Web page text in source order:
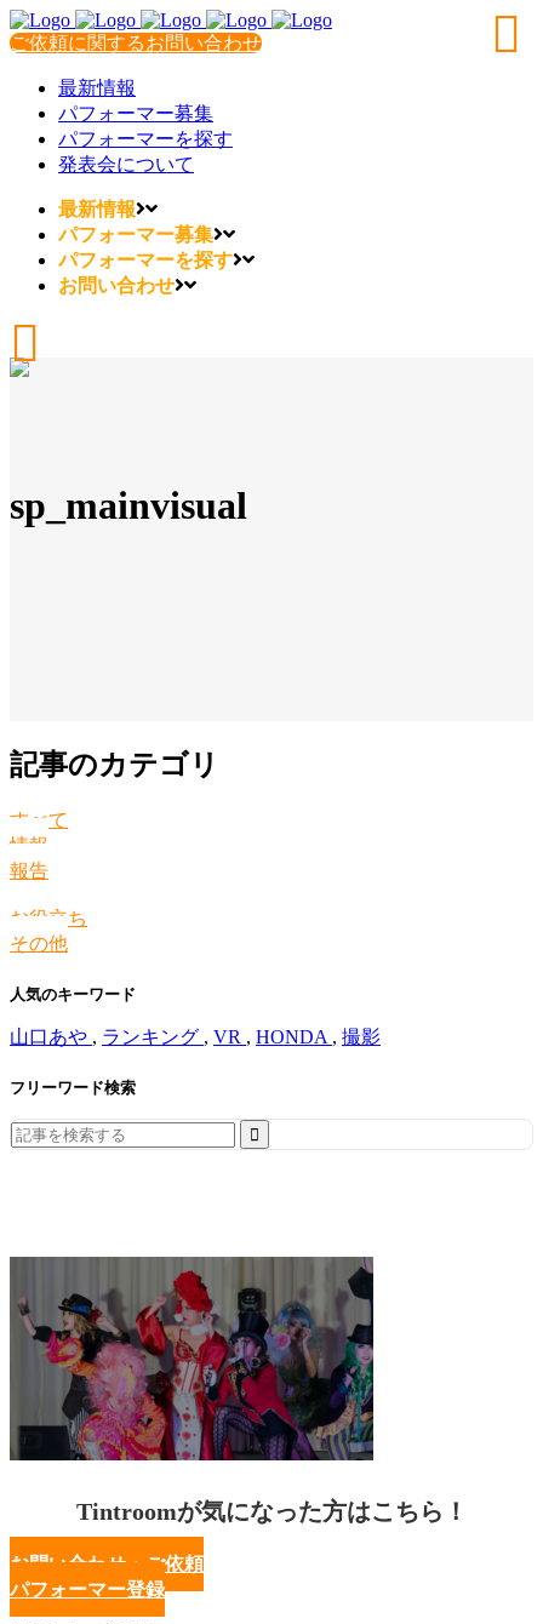
ご依頼に関するお問い合わせ
最新情報
パフォーマー募集
パフォーマーを探す
発表会について
最新情報
パフォーマー募集
パフォーマーを探す
お問い合わせ
sp_mainvisual
記事のカテゴリ
すべて
情報
報告
お役立ち
その他
人気のキーワード
山口あや , ランキング , VR , HONDA , 撮影
フリーワード検索
Search
for:
Tintroomが気になった方はこちら！
お問い合わせ・ご依頼
パフォーマー登録